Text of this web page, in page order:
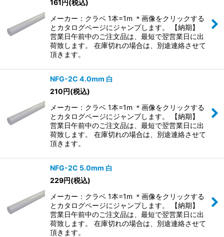
161円(税込)
メーカー：クラベ 1本=1m ＊画像をクリックする
とカタログページにジャンプします。 【納期】
営業日午前中のご注文品は、最短で翌営業日に出
荷致します。 在庫切れの場合は、別途連絡させて
頂きます。
NFG-2C 4.0mm 白
210円(税込)
メーカー：クラベ 1本=1m ＊画像をクリックする
とカタログページにジャンプします。 【納期】
営業日午前中のご注文品は、最短で翌営業日に出
荷致します。 在庫切れの場合は、別途連絡させて
頂きます。
NFG-2C 5.0mm 白
229円(税込)
メーカー：クラベ 1本=1m ＊画像をクリックする
とカタログページにジャンプします。 【納期】
営業日午前中のご注文品は、最短で翌営業日に出
荷致します。 在庫切れの場合は、別途連絡させて
頂きます。